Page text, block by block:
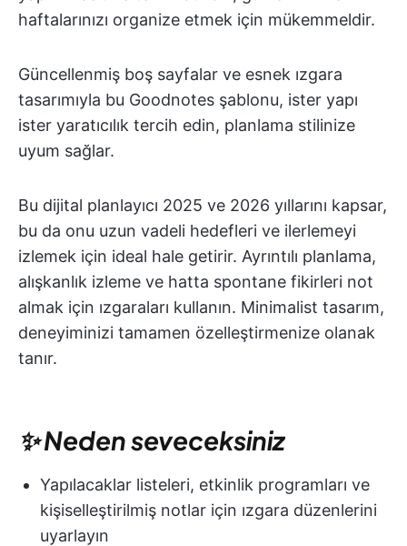
haftalarınızı organize etmek için mükemmeldir.
Güncellenmiş boş sayfalar ve esnek ızgara
tasarımıyla bu Goodnotes şablonu, ister yapı
ister yaratıcılık tercih edin, planlama stilinize
uyum sağlar.
Bu dijital planlayıcı 2025 ve 2026 yıllarını kapsar,
bu da onu uzun vadeli hedefleri ve ilerlemeyi
izlemek için ideal hale getirir. Ayrıntılı planlama,
alışkanlık izleme ve hatta spontane fikirleri not
almak için ızgaraları kullanın. Minimalist tasarım,
deneyiminizi tamamen özelleştirmenize olanak
tanır.
✨ Neden seveceksiniz
Yapılacaklar listeleri, etkinlik programları ve
kişiselleştirilmiş notlar için ızgara düzenlerini
uyarlayın